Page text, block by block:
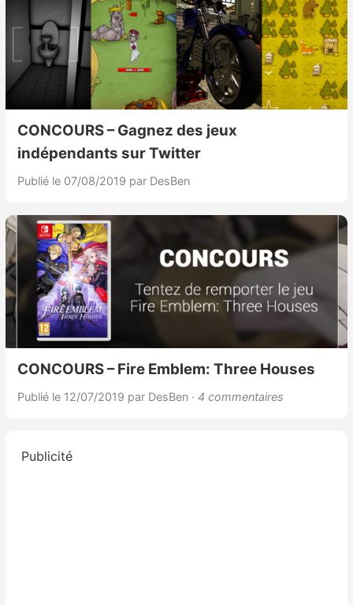
CONCOURS – Gagnez des jeux
indépendants sur Twitter
Publié le 07/08/2019 par DesBen
CONCOURS – Fire Emblem: Three Houses
Publié le 12/07/2019 par DesBen · 4 commentaires
Publicité